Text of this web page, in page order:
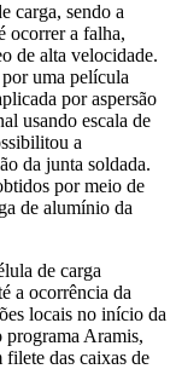
carga, sendo a
ocorrer a falha,
de alta velocidade.
uma película
por aspersão
usando escala de
a
da junta soldada.
por meio de
de alumínio da
de carga
a ocorrência da
locais no início da
programa Aramis,
filete das caixas de